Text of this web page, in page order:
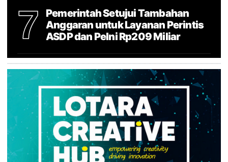
7
Pemerintah Setujui Tambahan
Anggaran untuk Layanan Perintis
ASDP dan Pelni Rp209 Miliar